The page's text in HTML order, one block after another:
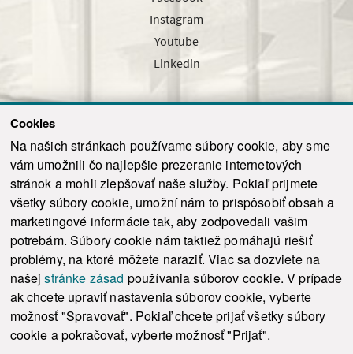
Cookies
Na našich stránkach používame súbory cookie, aby sme
vám umožnili čo najlepšie prezeranie internetových
stránok a mohli zlepšovať naše služby. Pokiaľ prijmete
všetky súbory cookie, umožní nám to prispôsobiť obsah a
marketingové informácie tak, aby zodpovedali vašim
potrebám. Súbory cookie nám taktiež pomáhajú riešiť
problémy, na ktoré môžete naraziť. Viac sa dozviete na
našejstránke zásad používania súborov cookie. V prípade
ak chcete upraviť nastavenia súborov cookie, vyberte
možnosť "Spravovať". Pokiaľ chcete prijať všetky súbory
cookie a pokračovať, vyberte možnosť "Prijať".
Instagram
Youtube
Linkedin
Odoslať
© 2021-2026 ku.sk. Všetky práva vyhradené. | Ochrana osobných údajov
Vyhlásenie o prístupnosti |
Admin
This site is protected by reCAPTCHA and the Google Privacy Policy and Terms of
Service
apply.